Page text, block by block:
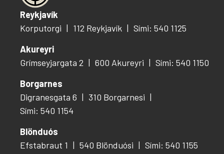
Reykjavík
Korputorgi
112 Reykjavík
Sími: 540 1125
Akureyri
Grímseyjargata 2
600 Akureyri
Sími: 540 1150
Borgarnes
Digranesgata 6
310 Borgarnesi
Sími: 540 1154
Blönduós
Efstabraut 1
540 Blönduósi Sími: 540 1155